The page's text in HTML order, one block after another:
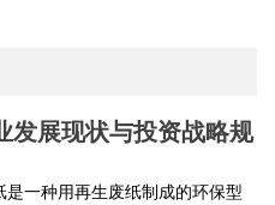
发展现状与投资战略规
是一种用再生废纸制成的环保型